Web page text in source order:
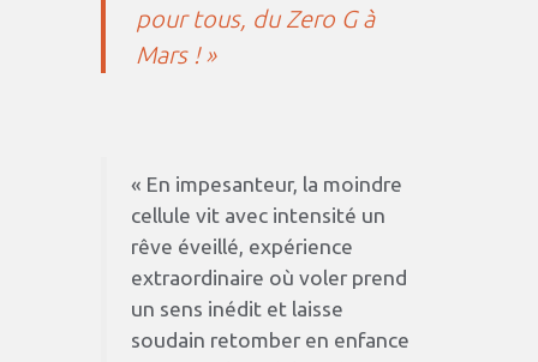
pour tous, du Zero G à
Mars ! »
« En impesanteur, la moindre
cellule vit avec intensité un
rêve éveillé, expérience
extraordinaire où voler prend
un sens inédit et laisse
soudain retomber en enfance